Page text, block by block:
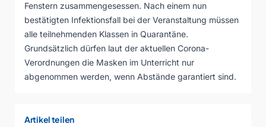
Fenstern zusammengesessen. Nach einem nun
bestätigten Infektionsfall bei der Veranstaltung müssen
alle teilnehmenden Klassen in Quarantäne.
Grundsätzlich dürfen laut der aktuellen Corona-
Verordnungen die Masken im Unterricht nur
abgenommen werden, wenn Abstände garantiert sind.
Artikel teilen